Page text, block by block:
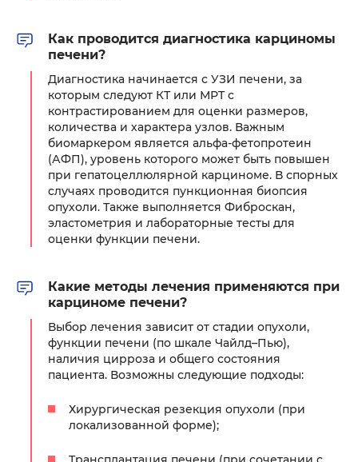
Как проводится диагностика карциномы
печени?
Диагностика начинается с УЗИ печени, за
которым следуют КТ или МРТ с
контрастированием для оценки размеров,
количества и характера узлов. Важным
биомаркером является альфа-фетопротеин
(АФП), уровень которого может быть повышен
при гепатоцеллюлярной карциноме. В спорных
случаях проводится пункционная биопсия
опухоли. Также выполняется Фиброскан,
эластометрия и лабораторные тесты для
оценки функции печени.
Какие методы лечения применяются при
карциноме печени?
Выбор лечения зависит от стадии опухоли,
функции печени (по шкале Чайлд–Пью),
наличия цирроза и общего состояния
пациента. Возможны следующие подходы:
Хирургическая резекция опухоли (при
локализованной форме);